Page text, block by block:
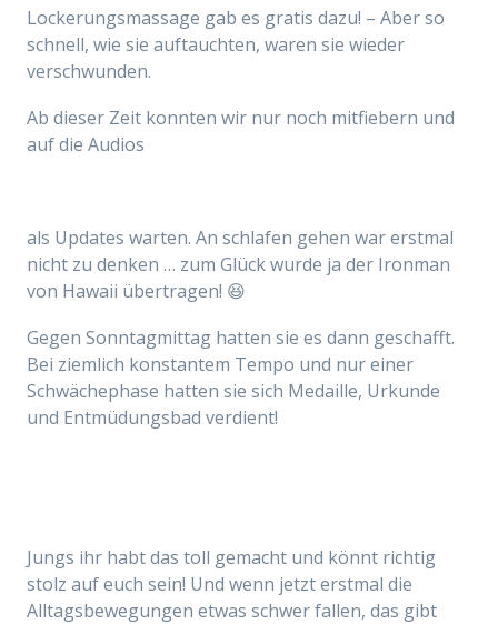
Lockerungsmassage gab es gratis dazu! – Aber so
schnell, wie sie auftauchten, waren sie wieder
verschwunden.
Ab dieser Zeit konnten wir nur noch mitfiebern und
auf die Audios
als Updates warten. An schlafen gehen war erstmal
nicht zu denken … zum Glück wurde ja der Ironman
von Hawaii übertragen! 😆
Gegen Sonntagmittag hatten sie es dann geschafft.
Bei ziemlich konstantem Tempo und nur einer
Schwächephase hatten sie sich Medaille, Urkunde
und Entmüdungsbad verdient!
Jungs ihr habt das toll gemacht und könnt richtig
stolz auf euch sein! Und wenn jetzt erstmal die
Alltagsbewegungen etwas schwer fallen, das gibt